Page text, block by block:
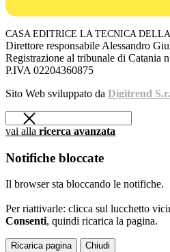
CASA EDITRICE LA TECNICA
Direttore responsabile Alessandro
Registrazione al tribunale di Catania
P.IVA 02204360875
Sito Web sviluppato da Digitrend
vai alla ricerca avanzata
Notifiche bloccate
Il browser sta bloccando le notifiche.
Per riattivarle: clicca sul lucchetto
Consenti, quindi ricarica la pagina.
Ricarica pagina Chiudi